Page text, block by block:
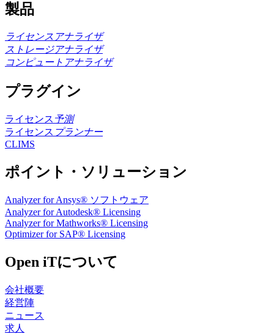
製品
ライセンスアナライザ
ストレージアナライザ
コンピュートアナライザ
プラグイン
ライセンス 予測
ライセンス プランナー
CLIMS
ポイント・ソリューション
Analyzer for Ansys® ソフトウェア
Analyzer for Autodesk® Licensing
Analyzer for Mathworks® Licensing
Optimizer for SAP® Licensing
Open iTについて
会社概要
経営陣
ニュース
求人